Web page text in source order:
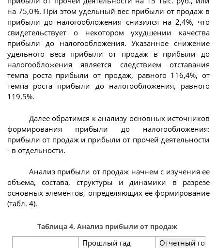
на 75,0%. При этом удельный вес прибыли от продаж в
прибыли до налогообложения снизился на 2,4%, что
свидетельствует о некотором ухудшении качества
прибыли до налогообложения. Указанное снижение
удельного веса прибыли от продаж в прибыли до
налогообложения является следствием отставания
темпа роста прибыли от продаж, равного 116,4%, от
темпа роста прибыли до налогообложения, равного
119,5%.
Далее обратимся к анализу основных источников
формирования прибыли до налогообложения:
прибыли от продаж и прибыли от прочей деятельности
- в отдельности.
Анализ прибыли от продаж начнем с изучения ее
объема, состава, структуры и динамики в разрезе
основных элементов, определяющих ее формирование
(табл. 4).
Таблица 4. Анализ прибыли от продаж
Прошлый гад Отчетный год